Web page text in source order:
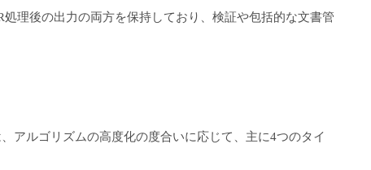
理後の出力の両方を保持しており、検証や包括的な文書管
アルゴリズムの高度化の度合いに応じて、主に4つのタイ